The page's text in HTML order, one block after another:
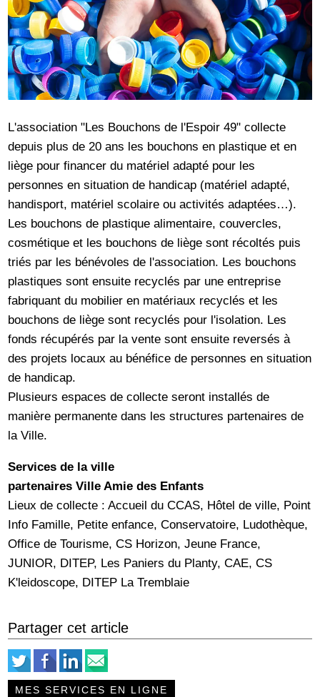
L'association "Les Bouchons de l'Espoir 49" collecte
depuis plus de 20 ans les bouchons en plastique et en
liège pour financer du matériel adapté pour les
personnes en situation de handicap (matériel adapté,
handisport, matériel scolaire ou activités adaptées…).
Les bouchons de plastique alimentaire, couvercles,
cosmétique et les bouchons de liège sont récoltés puis
triés par les bénévoles de l'association. Les bouchons
plastiques sont ensuite recyclés par une entreprise
fabriquant du mobilier en matériaux recyclés et les
bouchons de liège sont recyclés pour l'isolation. Les
fonds récupérés par la vente sont ensuite reversés à
des projets locaux au bénéfice de personnes en situation
de handicap.
Plusieurs espaces de collecte seront installés de
manière permanente dans les structures partenaires de
la Ville.
Services de la ville
partenaires Ville Amie des Enfants
Lieux de collecte : Accueil du CCAS, Hôtel de ville, Point
Info Famille, Petite enfance, Conservatoire, Ludothèque,
Office de Tourisme, CS Horizon, Jeune France,
JUNIOR, DITEP, Les Paniers du Planty, CAE, CS
K'leidoscope, DITEP La Tremblaie
Partager cet article
MES SERVICES EN LIGNE